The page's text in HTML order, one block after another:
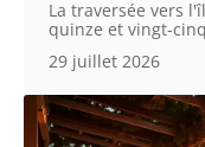
La traversée vers
quinze et vingt-
29 juillet 2026